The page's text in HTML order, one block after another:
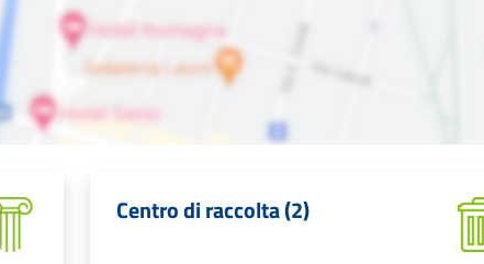
Centro di raccolta (2)